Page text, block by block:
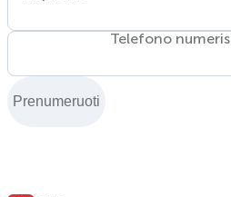
Telefono numeris
Prenumeruoti